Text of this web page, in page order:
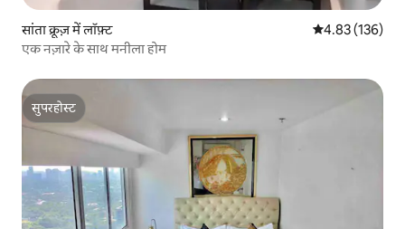
सांता क्रूज़ में लॉफ़्ट औसत रेटिंग 5 में से
4.83 (136)
एक नज़ारे के साथ मनीला होम
सुपरहोस्ट
सुपरहोस्ट